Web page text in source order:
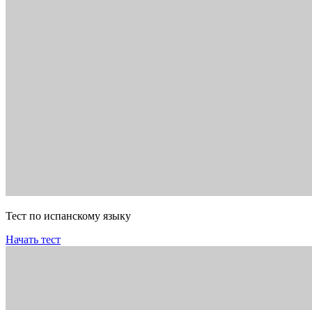
Тест по испанскому языку
Начать тест